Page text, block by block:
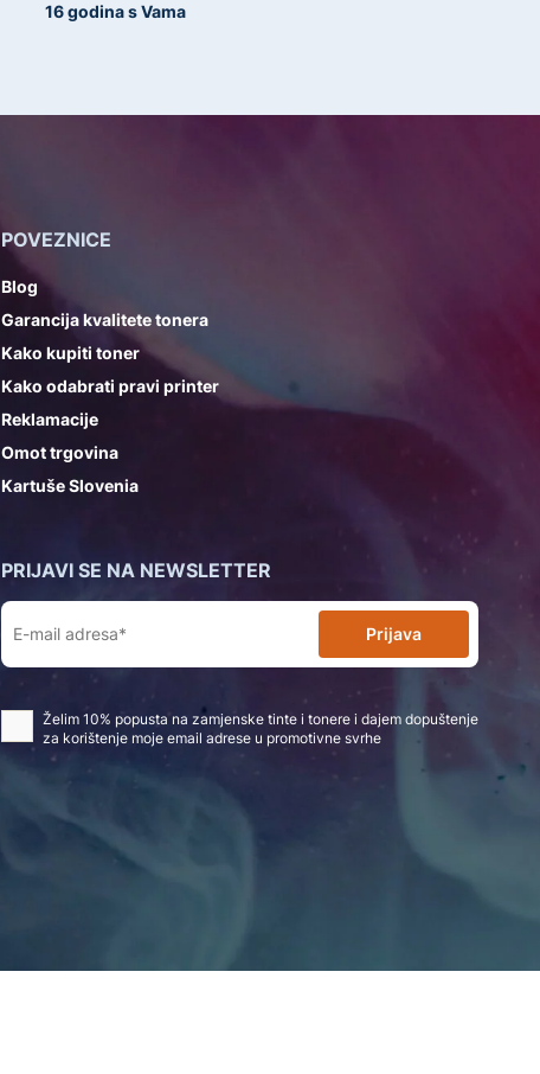
16 godina s Vama
POVEZNICE
Blog
Garancija kvalitete tonera
Kako kupiti toner
Kako odabrati pravi printer
Reklamacije
Omot trgovina
Kartuše Slovenia
PRIJAVI SE NA NEWSLETTER
Prijava
Želim 10% popusta na zamjenske tinte i tonere i dajem dopuštenje
za korištenje moje email adrese u promotivne svrhe